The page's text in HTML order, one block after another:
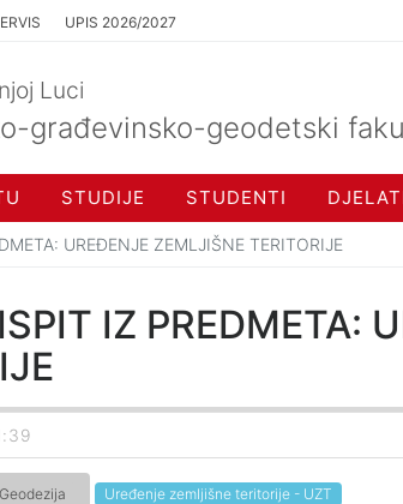
UPIS 2026/2027
Luci
građevinsko-geodetski
STUDIJE STUDENTI
UREĐENJE ZEMLJIŠNE TERITORIJE
IZ PREDMETA:
Geodezija Uređenje zemljišne teritorije - UZT